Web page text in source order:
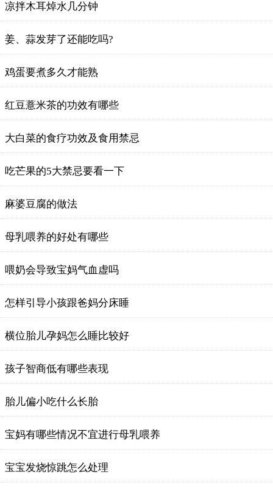
凉拌木耳焯水几分钟
姜、蒜发芽了还能吃吗?
鸡蛋要煮多久才能熟
红豆薏米茶的功效有哪些
大白菜的食疗功效及食用禁忌
吃芒果的5大禁忌要看一下
麻婆豆腐的做法
母乳喂养的好处有哪些
喂奶会导致宝妈气血虚吗
怎样引导小孩跟爸妈分床睡
横位胎儿孕妈怎么睡比较好
孩子智商低有哪些表现
胎儿偏小吃什么长胎
宝妈有哪些情况不宜进行母乳喂养
宝宝发烧惊跳怎么处理